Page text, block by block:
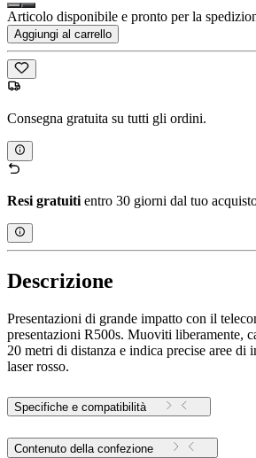
Articolo disponibile e pronto per la
Aggiungi al carrello
Consegna gratuita su tutti gli ordini.
Resi gratuiti entro 30 giorni dal tuo
Descrizione
Presentazioni di grande impatto con il
presentazioni R500s. Muoviti liberamente,
20 metri di distanza e indica precise aree di
laser rosso.
Specifiche e compatibilità
Contenuto della confezione